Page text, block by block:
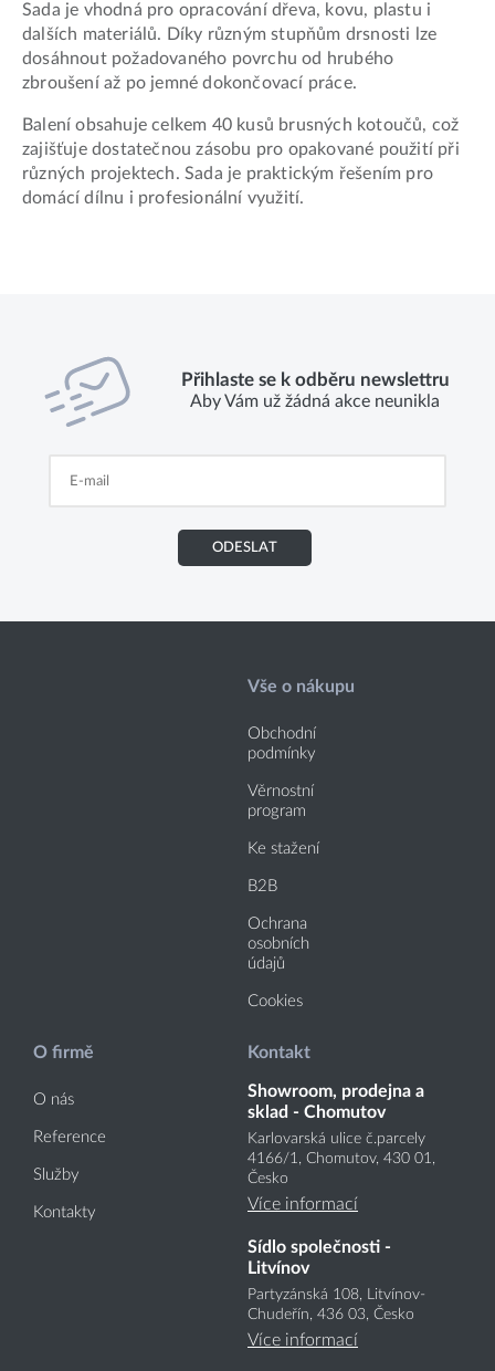
Sada je vhodná pro opracování dřeva, kovu, plastu i
dalších materiálů. Díky různým stupňům drsnosti lze
dosáhnout požadovaného povrchu od hrubého
zbroušení až po jemné dokončovací práce.
Balení obsahuje celkem 40 kusů brusných kotoučů, což
zajišťuje dostatečnou zásobu pro opakované použití při
různých projektech. Sada je praktickým řešením pro
domácí dílnu i profesionální využití.
Přihlaste se k odběru newslettru
Aby Vám už žádná akce neunikla
ODESLAT
Vše o nákupu
Obchodní
podmínky
Věrnostní
program
Ke stažení
B2B
Ochrana
osobních
údajů
Cookies
O firmě
O nás
Reference
Služby
Kontakty
Kontakt
Showroom, prodejna a
sklad - Chomutov
Karlovarská ulice č.parcely
4166/1, Chomutov, 430 01,
Česko
Více informací
Sídlo společnosti -
Litvínov
Partyzánská 108, Litvínov-
Chudeřín, 436 03, Česko
Více informací